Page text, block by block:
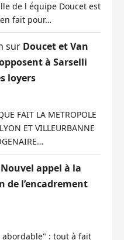
de l équipe Doucet est
fait pour…
sur Doucet et Van
à Sarselli
loyers
FAIT LA METROPOLE
ET VILLEURBANNE
Nouvel appel à la
de l’encadrement
: tout à fait